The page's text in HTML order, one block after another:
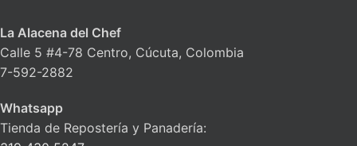
La Alacena del Chef
Calle 5 #4-78 Centro, Cúcuta, Colombia
7-592-2882
Whatsapp
Tienda de Repostería y Panadería: